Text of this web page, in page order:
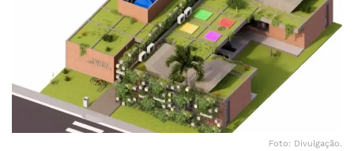
Foto: Divulgação.